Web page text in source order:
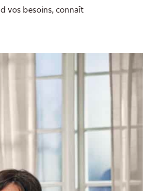
vos besoins, connaît